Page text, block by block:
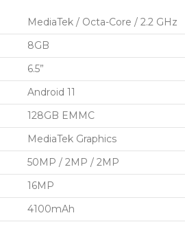
MediaTek / Octa-Core / 2.2 GHz
8GB
6.5”
Android 11
128GB EMMC
MediaTek Graphics
50MP / 2MP / 2MP
16MP
4100mAh